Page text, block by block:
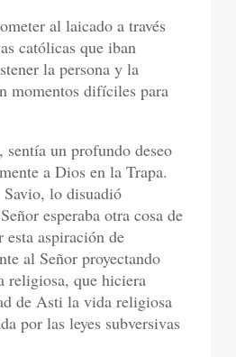
al laicado a través
católicas que iban
la persona y la
momentos difíciles para
un profundo deseo
a Dios en la Trapa.
lo disuadió
esperaba otra cosa de
aspiración de
al Señor proyectando
religiosa, que hiciera
de Asti la vida religiosa
por las leyes subversivas